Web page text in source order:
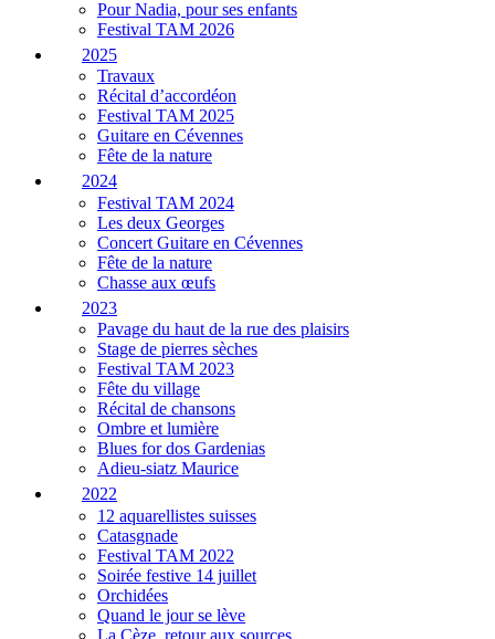
Pour Nadia, pour ses enfants
Festival TAM 2026
2025
Travaux
Récital d’accordéon
Festival TAM 2025
Guitare en Cévennes
Fête de la nature
2024
Festival TAM 2024
Les deux Georges
Concert Guitare en Cévennes
Fête de la nature
Chasse aux œufs
2023
Pavage du haut de la rue des plaisirs
Stage de pierres sèches
Festival TAM 2023
Fête du village
Récital de chansons
Ombre et lumière
Blues for dos Gardenias
Adieu-siatz Maurice
2022
12 aquarellistes suisses
Catasgnade
Festival TAM 2022
Soirée festive 14 juillet
Orchidées
Quand le jour se lève
La Cèze, retour aux sources